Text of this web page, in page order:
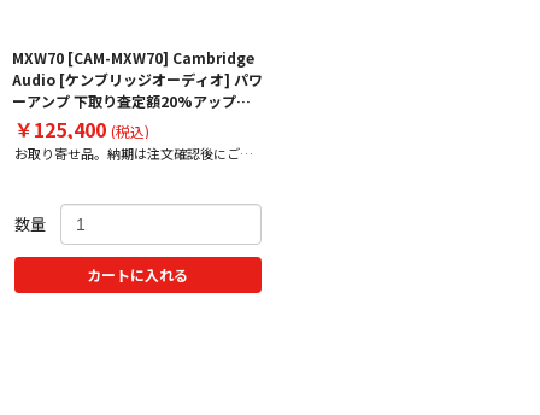
MXW70 [CAM-MXW70] Cambridge
Audio [ケンブリッジオーディオ] パワ
ーアンプ 下取り査定額20%アップ実
施中！
￥125,400 (税込)
お取り寄せ品。納期は注文確認後にご案
数量
カートに入れる